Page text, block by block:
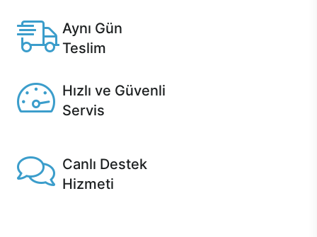
Aynı Gün
Teslim
Hızlı ve Güvenli
Servis
Canlı Destek
Hizmeti